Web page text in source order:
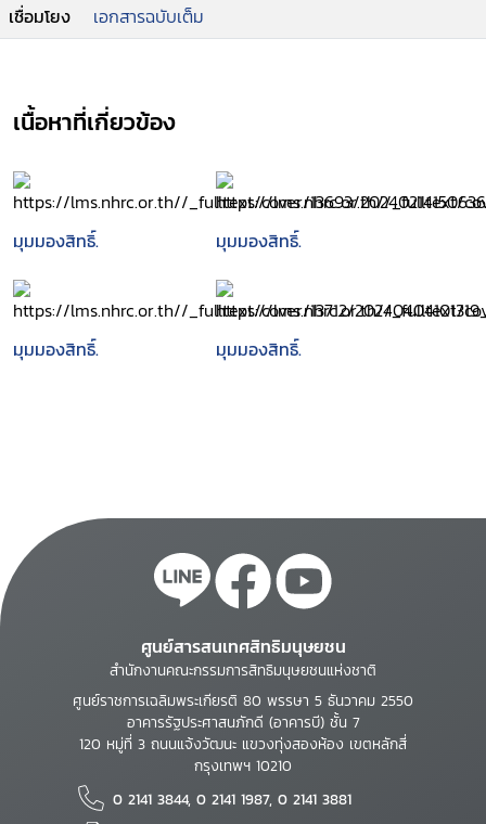
เชื่อมโยง เอกสารฉบับเต็ม
เนื้อหาที่เกี่ยวข้อง
มุมมองสิทธิ์. มุมมองสิทธิ์.
มุมมองสิทธิ์. มุมมองสิทธิ์.
ศูนย์สารสนเทศสิทธิมนุษยชน
สำนักงานคณะกรรมการสิทธิมนุษยชนแห่งชาติ
ศูนย์ราชการเฉลิมพระเกียรติ 80 พรรษา 5 ธันวาคม 2550
อาคารรัฐประศาสนภักดี (อาคารบี) ชั้น 7
120 หมู่ที่ 3 ถนนแจ้งวัฒนะ แขวงทุ่งสองห้อง เขตหลักสี่
กรุงเทพฯ 10210
0 2141 3844, 0 2141 1987, 0 2141 3881